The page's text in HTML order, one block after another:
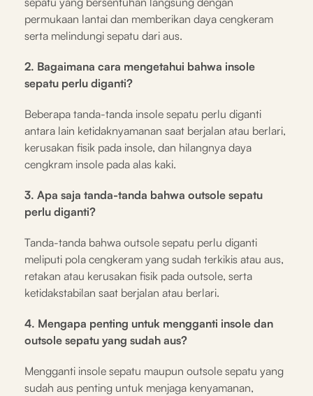
permukaan lantai dan memberikan daya cengkeram
serta melindungi sepatu dari aus.
2. Bagaimana cara mengetahui bahwa insole
sepatu perlu diganti?
Beberapa tanda-tanda insole sepatu perlu diganti
antara lain ketidaknyamanan saat berjalan atau berlari,
kerusakan fisik pada insole, dan hilangnya daya
cengkram insole pada alas kaki.
3. Apa saja tanda-tanda bahwa outsole sepatu
perlu diganti?
Tanda-tanda bahwa outsole sepatu perlu diganti
meliputi pola cengkeram yang sudah terkikis atau aus,
retakan atau kerusakan fisik pada outsole, serta
ketidakstabilan saat berjalan atau berlari.
4. Mengapa penting untuk mengganti insole dan
outsole sepatu yang sudah aus?
Mengganti insole sepatu maupun outsole sepatu yang
sudah aus penting untuk menjaga kenyamanan,